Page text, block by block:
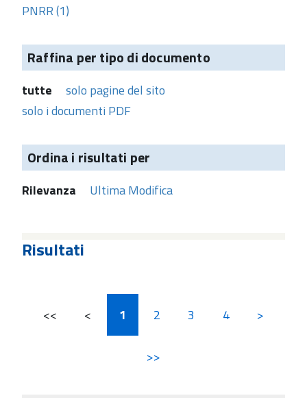
PNRR (1)
Raffina per tipo di documento
tutte
solo pagine del sito
solo i documenti PDF
Ordina i risultati per
Rilevanza Ultima Modifica
Risultati
<< < 1 2 3 4 >
>>